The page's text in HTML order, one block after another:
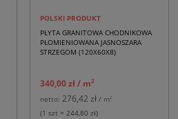
POLSKI PRODUKT
PŁYTA GRANITOWA CHODNIKOWA
PŁOMIENIOWANA JASNOSZARA
STRZEGOM (120X60X8)
340,00 zł/ m2
netto: 276,42 zł / m2
(1 szt = 244,80 zł)